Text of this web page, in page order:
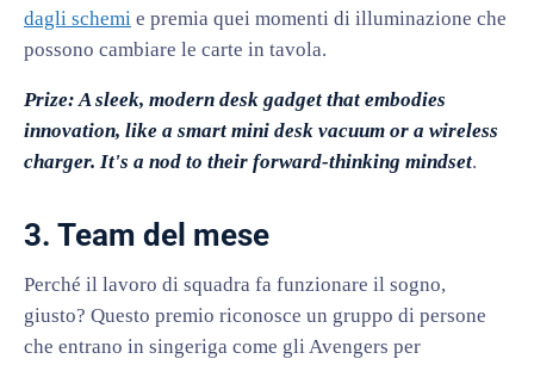
dagli schemi e premia quei momenti di illuminazione che
possono cambiare le carte in tavola.
Prize: A sleek, modern desk gadget that embodies
innovation, like a smart mini desk vacuum or a wireless
charger. It's a nod to their forward-thinking mindset.
3. Team del mese
Perché il lavoro di squadra fa funzionare il sogno,
giusto? Questo premio riconosce un gruppo di persone
che entrano in singeriga come gli Avengers per